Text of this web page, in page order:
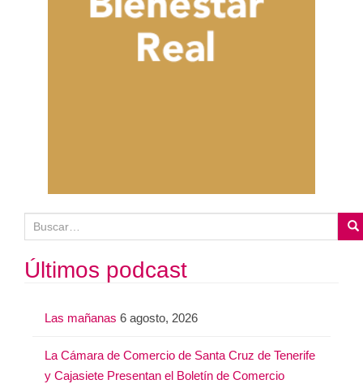
u
sÚltimos podcast
Las mañanas 6 agosto, 2026
La Cámara de Comercio de Santa Cruz de Tenerife
y Cajasiete Presentan el Boletín de Comercio